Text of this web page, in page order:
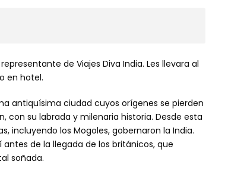
de Viajes Diva India. Les llevara al
en hotel.
antiquísima ciudad cuyos orígenes se pierden
con su labrada y milenaria historia. Desde esta
incluyendo los Mogoles, gobernaron la India.
de la llegada de los británicos, que
soñada.